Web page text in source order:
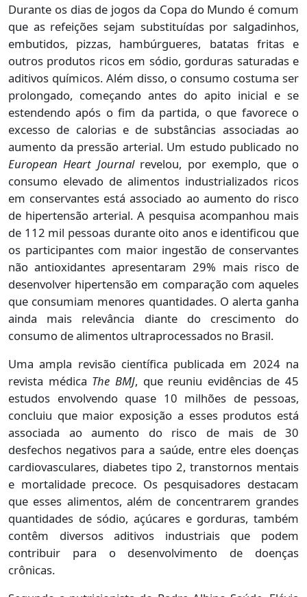
Durante os dias de jogos da Copa do Mundo é comum
que as refeições sejam substituídas por salgadinhos,
embutidos, pizzas, hambúrgueres, batatas fritas e
outros produtos ricos em sódio, gorduras saturadas e
aditivos químicos. Além disso, o consumo costuma ser
prolongado, começando antes do apito inicial e se
estendendo após o fim da partida, o que favorece o
excesso de calorias e de substâncias associadas ao
aumento da pressão arterial. Um estudo publicado no
European Heart Journalrevelou, por exemplo, que o
consumo elevado de alimentos industrializados ricos
em conservantes está associado ao aumento do risco
de hipertensão arterial. A pesquisa acompanhou mais
de 112 mil pessoas durante oito anos e identificou que
os participantes com maior ingestão de conservantes
não antioxidantes apresentaram 29% mais risco de
desenvolver hipertensão em comparação com aqueles
que consumiam menores quantidades. O alerta ganha
ainda mais relevância diante do crescimento do
consumo de alimentos ultraprocessados no Brasil.
Uma ampla revisão científica publicada em 2024 na
revista médica The BMJ, que reuniu evidências de 45
estudos envolvendo quase 10 milhões de pessoas,
concluiu que maior exposição a esses produtos está
associada ao aumento do risco de mais de 30
desfechos negativos para a saúde, entre eles doenças
cardiovasculares, diabetes tipo 2, transtornos mentais
e mortalidade precoce. Os pesquisadores destacam
que esses alimentos, além de concentrarem grandes
quantidades de sódio, açúcares e gorduras, também
contêm diversos aditivos industriais que podem
contribuir para o desenvolvimento de doenças
crônicas.